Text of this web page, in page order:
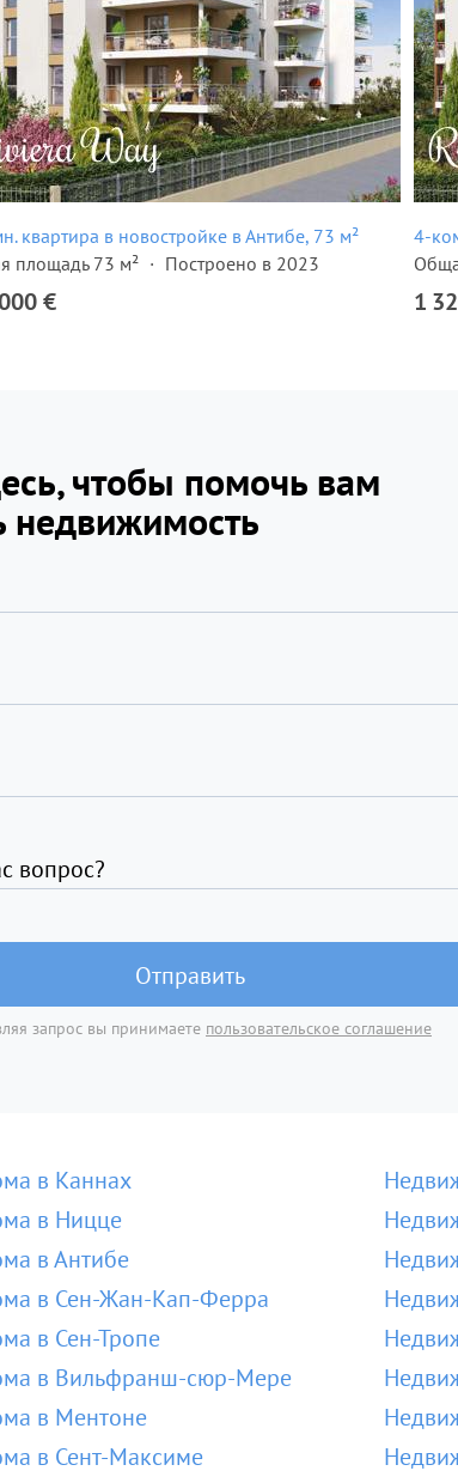
квартира в новостройке в Антибе, 73 м²
площадь 73 м²
Построено в 2023
€
4-
1
чтобы помочь вам
недвижимость
вопрос?
Отправить
запрос вы принимаете пользовательское соглашение
в Каннах
в Ницце
в Антибе
в Сен-Жан-Кап-Ферра
в Сен-Тропе
в Вильфранш-сюр-Мере
в Ментоне
в Сент-Максиме